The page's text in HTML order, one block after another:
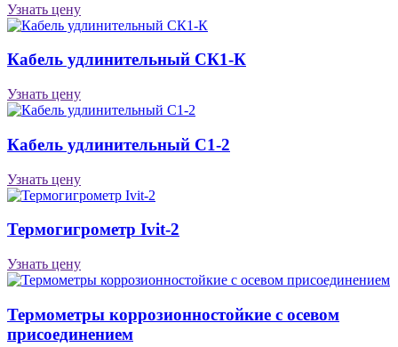
Узнать цену
Кабель удлинительный СК1-К
Узнать цену
Кабель удлинительный С1-2
Узнать цену
Термогигрометр Ivit-2
Узнать цену
Термометры коррозионностойкие с осевом
присоединением